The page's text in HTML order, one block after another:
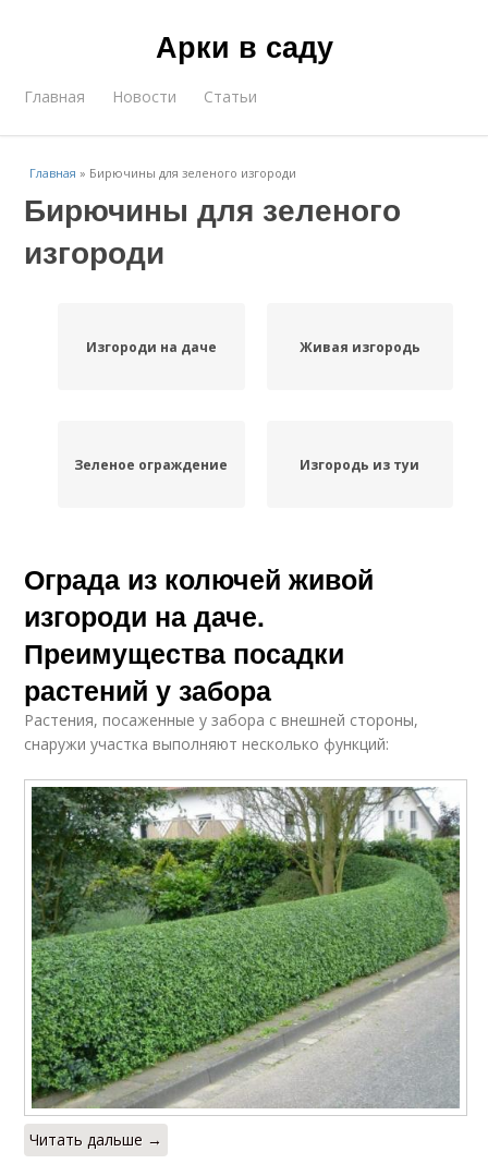
Арки в саду
Главная Новости Статьи
Главная » Бирючины для зеленого изгороди
Бирючины для зеленого
изгороди
Изгороди на даче Живая изгородь
Зеленое ограждение Изгородь из туи
Ограда из колючей живой
изгороди на даче.
Преимущества посадки
растений у забора
Растения, посаженные у забора с внешней стороны,
снаружи участка выполняют несколько функций:
Читать дальше →